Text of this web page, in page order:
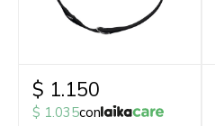
$ 1.150
$ 1.035con